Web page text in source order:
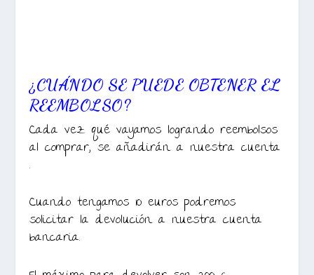
¿CUÁNDO SE PUEDE OBTENER EL
REEMBOLSO?
Cada vez qué vayamos logrando reembolsos
al comprar, se añadirán a nuestra cuenta
.
Cuando tengamos 10 euros podremos
solicitar la devolución a nuestra cuenta
bancaria.